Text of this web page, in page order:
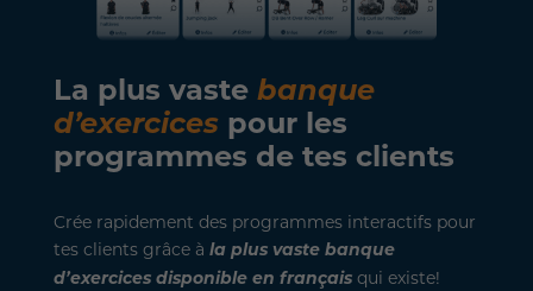
La plus vaste banque
d’exercicespour les
programmes de tes clients
Crée rapidement des programmes interactifs pour
tes clients grâce à la plus vaste banque
d’exercices disponible en françaisqui existe!